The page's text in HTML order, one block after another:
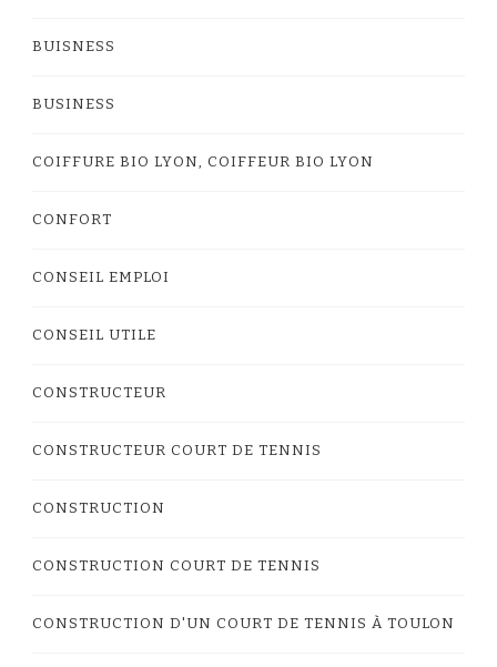
BUISNESS
BUSINESS
COIFFURE BIO LYON, COIFFEUR BIO LYON
CONFORT
CONSEIL EMPLOI
CONSEIL UTILE
CONSTRUCTEUR
CONSTRUCTEUR COURT DE TENNIS
CONSTRUCTION
CONSTRUCTION COURT DE TENNIS
CONSTRUCTION D'UN COURT DE TENNIS À TOULON